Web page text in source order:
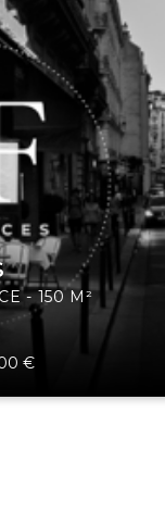
- 150 M²
€